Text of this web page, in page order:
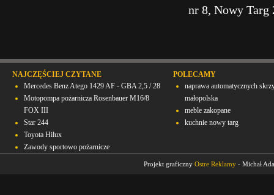
nr 8, Nowy Targ
NAJCZĘŚCIEJ CZYTANE
Mercedes Benz Atego 1429 AF - GBA 2,5 / 28
Motopompa pożarnicza Rosenbauer M16/8
FOX III
Star 244
Toyota Hilux
Zawody sportowo pożarnicze
POLECAMY
naprawa automatycznych
małopolska
meble zakopane
kuchnie nowy targ
Projekt graficzny Ostre Reklamy- Michał